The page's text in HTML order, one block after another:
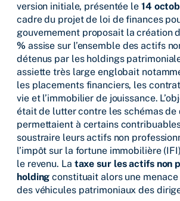
version initiale, présentée le 14
cadre du projet de loi de finances
gouvernement proposait la création
%assise sur l’ensemble des actifs
détenus par les holdings
assiette très large englobait
les placements financiers, les
vie et l’immobilier de jouissance.
était de lutter contre les schémas de
permettaient à certains
soustraire leurs actifs non
l’impôt sur la fortune immobilière
le revenu. La taxe sur les actifs non
holding constituait alors une menace
des véhicules patrimoniaux des